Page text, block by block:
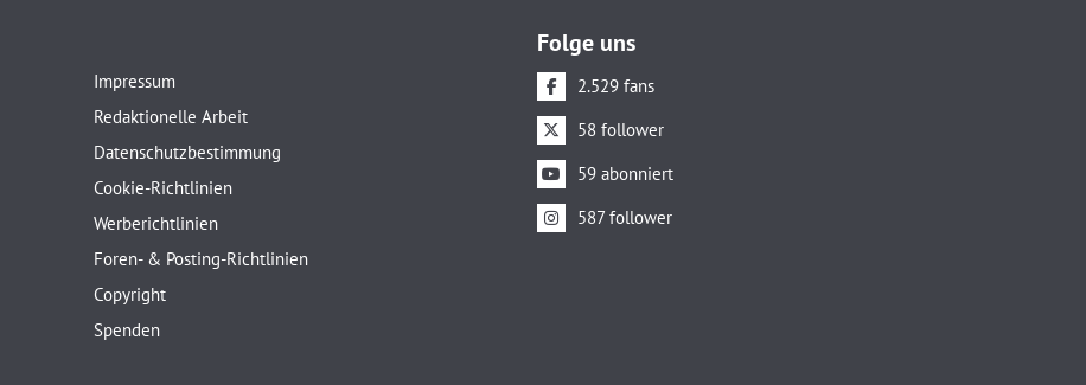
Impressum
Redaktionelle Arbeit
Datenschutzbestimmung
Cookie-Richtlinien
Werberichtlinien
Foren- & Posting-Richtlinien
Copyright
Spenden
Folge uns
2.529 fans
58 follower
59 abonniert
587 follower